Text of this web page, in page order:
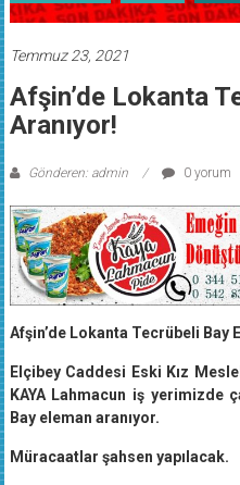
Temmuz 23, 2021
Afşin’de Lokanta
Aranıyor!
Gönderen: admin 0 yorum
Afşin’de Lokanta Tecrübeli Bay
Elçibey Caddesi Eski Kız
KAYA Lahmacun iş yerimizde
Bay eleman aranıyor.
Müracaatlar şahsen yapılacak.